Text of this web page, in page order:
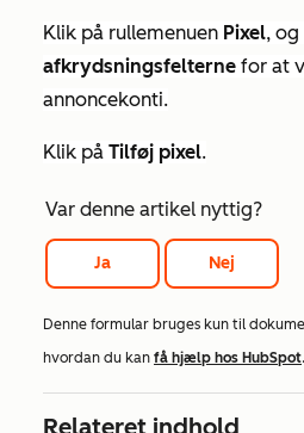
Klik på rullemenuen Pixel,
afkrydsningsfelterne for at
annoncekonti.
Klik på Tilføj pixel.
Var denne artikel nyttig?
Ja Nej
Denne formular bruges kun til
hvordan du kan få hjælp hos HubSpot.
Relateret indhold